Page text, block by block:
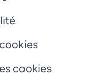
cookies